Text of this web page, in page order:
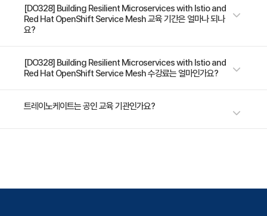
고 복잡해지면 서비스 간의 상호 작용을 정의하기가 점점 더 어려워집니다.
Red Hat OpenShift Service Mesh는 Istio, Jaeger, Kiali의 3가지 제품
으로 구성되어 원활한 서비스 상호 작용 관리를 지원하고, 서비스 추적을 수
Container Platform 4.4 및 Red Hat OpenShift Service Mesh 1.1을
기반으로 합니다.
으면 좋지만, 필수는 아닙니다. - Introduction to Containers,
Kubernetes, and Red Hat OpenShift(DO180) 및 Red Hat
OpenShift Development I: Containerizing Applications(DO288)를
Development Exam(EX288)에 합격했거나 기본적인 OpenShift 경험이
있는 것이 좋습니다.
- OpenShift 클러스터에 Red Hat OpenShift Service Mesh 설치 - 서
비스 트래픽을 제어하여 릴리스 전략 적용 - 로드 밸런싱 및 페일오버를 포함
한 서비스 복구 구현 - 카오스 테스트로 서비스 복원성 테스트 - 서비스 보안
[DO328] Building Resilient Microservices with Istio and
Red Hat OpenShift Service Mesh 교육 기간은 얼마나 되나
요?
3일 과정입니다. 상세 일정은 교육 페이지에서 확인하실 수 있습니다.
[DO328] Building Resilient Microservices with Istio and
Red Hat OpenShift Service Mesh 수강료는 얼마인가요?
수강료는 1,350,000원(VAT 별도)입니다. 고용보험 환급 및 기업 할인 혜택
트레이노케이트는 공인 교육 기관인가요?